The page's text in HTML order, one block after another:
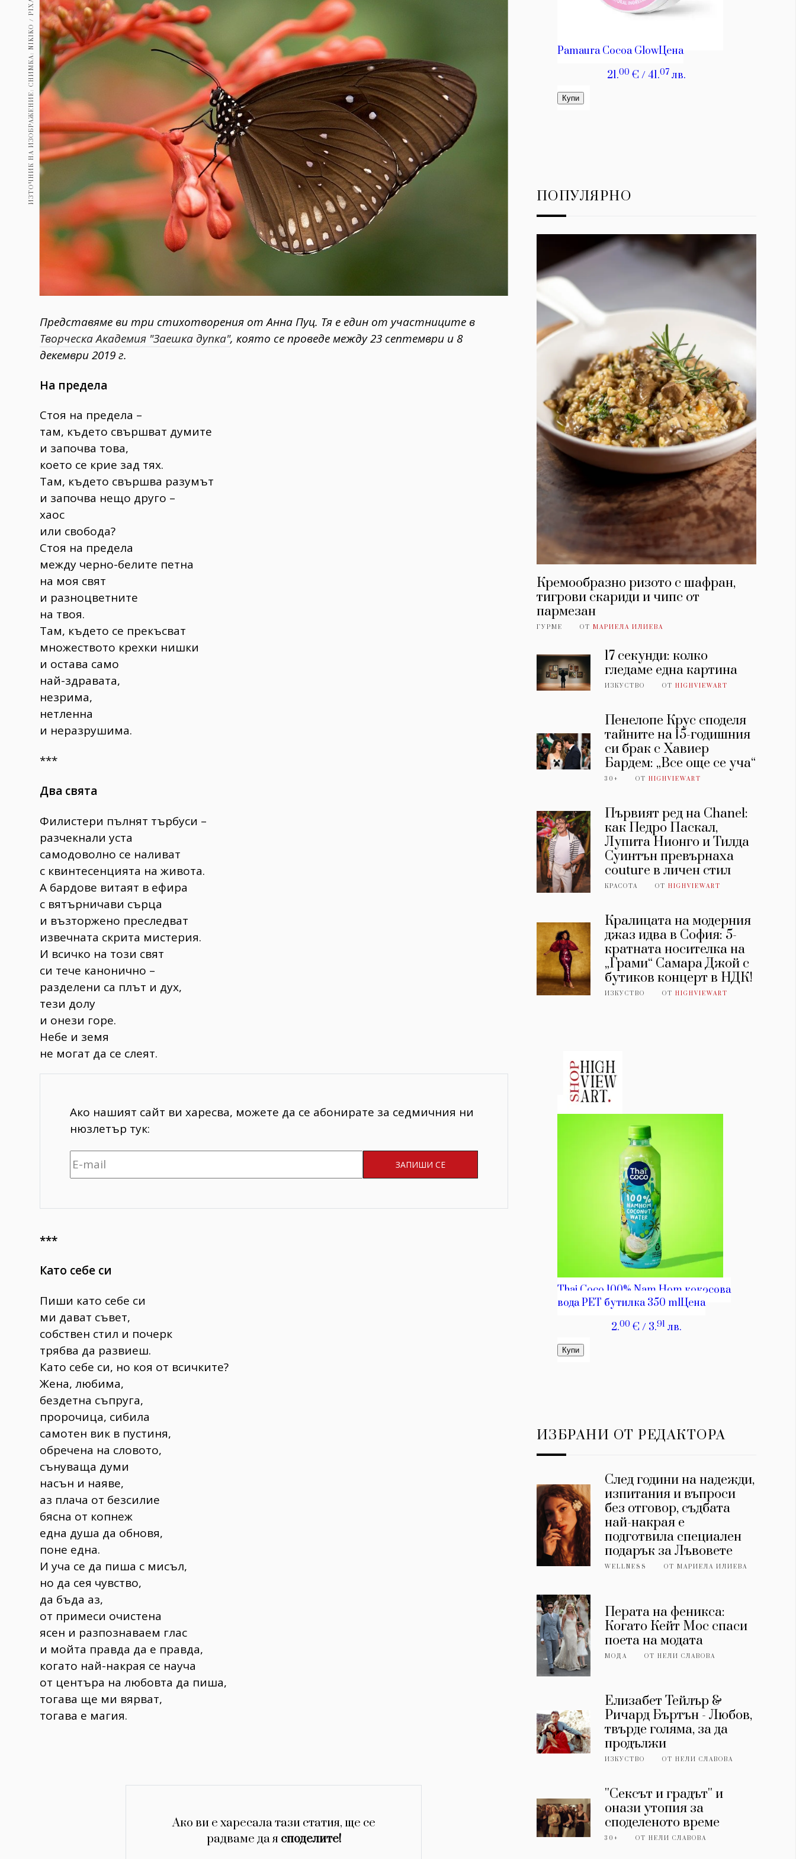
Пътувай 237
Здраве 389
Gentlemen
382
Wellness 1817
ПОСЛЕДВАЙТЕ
НИ
ИЗТОЧНИК НА ИЗОБРАЖЕНИЕ: СНИМКА: NIKIKO / PIXABAY.COM
Представяме ви три стихотворения от Анна Пуц. Тя е един от участниците в
Творческа Академия "Заешка дупка", която се проведе между 23 септември и 8
декември 2019 г.
На предела
Стоя на предела –
там, където свършват думите
и започва това,
което се крие зад тях.
Там, където свършва разумът
и започва нещо друго –
хаос
или свобода?
Стоя на предела
между черно-белите петна
на моя свят
и разноцветните
на твоя.
Там, където се прекъсват
множеството крехки нишки
и остава само
най-здравата,
незрима,
нетленна
и неразрушима.
***
Два свята
Филистери пълнят търбуси –
разчекнали уста
самодоволно се наливат
с квинтесенцията на живота.
А бардове витаят в ефира
с вятърничави сърца
и възторжено преследват
извечната скрита мистерия.
И всичко на този свят
си тече канонично –
разделени са плът и дух,
тези долу
и онези горе.
Небе и земя
не могат да се слеят.
Ако нашият сайт ви харесва, можете да се абонирате за седмичния ни
нюзлетър тук:
***
Като себе си
Пиши като себе си
ми дават съвет,
собствен стил и почерк
трябва да развиеш.
Като себе си, но коя от всичките?
Жена, любима,
бездетна съпруга,
пророчица, сибила
самотен вик в пустиня,
обречена на словото,
сънуваща думи
насън и наяве,
аз плача от безсилие
бясна от копнеж
една душа да обновя,
поне една.
И уча се да пиша с мисъл,
но да сея чувство,
да бъда аз,
от примеси очистена
ясен и разпознаваем глас
и мойта правда да е правда,
когато най-накрая се науча
от центъра на любовта да пиша,
тогава ще ми вярват,
тогава е магия.
Ако ви е харесала тази статия, ще се
радваме да я споделите!
ПОПУЛЯРНО
Кремообразно ризото с шафран,
тигрови скариди и чипс от
пармезан
ГУРМЕ ОТ МАРИЕЛА ИЛИЕВА
17 секунди: колко
гледаме една картина
ИЗКУСТВО ОТHIGHVIEWART
Пенелопе Крус споделя
тайните на 15-годишния
си брак с Хавиер
Бардем: „Все още се уча“
30+ ОТHIGHVIEWART
Първият ред на Chanel:
как Педро Паскал,
Лупита Нионго и Тилда
Суинтън превърнаха
couture в личен стил
КРАСОТА ОТHIGHVIEWART
Кралицата на модерния
джаз идва в София: 5-
кратната носителка на
„Грами“ Самара Джой с
бутиков концерт в НДК!
ИЗКУСТВО ОТHIGHVIEWART
ИЗБРАНИ ОТ РЕДАКТОРА
След години на надежди,
изпитания и въпроси
без отговор, съдбата
най-накрая е
подготвила специален
подарък за Лъвовете
WELLNESS ОТМАРИЕЛА ИЛИЕВА
Перата на феникса:
Когато Кейт Мос спаси
поета на модата
МОДА ОТНЕЛИ СЛАВОВА
Елизабет Тейлър &
Ричард Бъртън - Любов,
твърде голяма, за да
продължи
ИЗКУСТВО ОТНЕЛИ СЛАВОВА
''Сексът и градът'' и
онази утопия за
споделеното време
30+ ОТНЕЛИ СЛАВОВА